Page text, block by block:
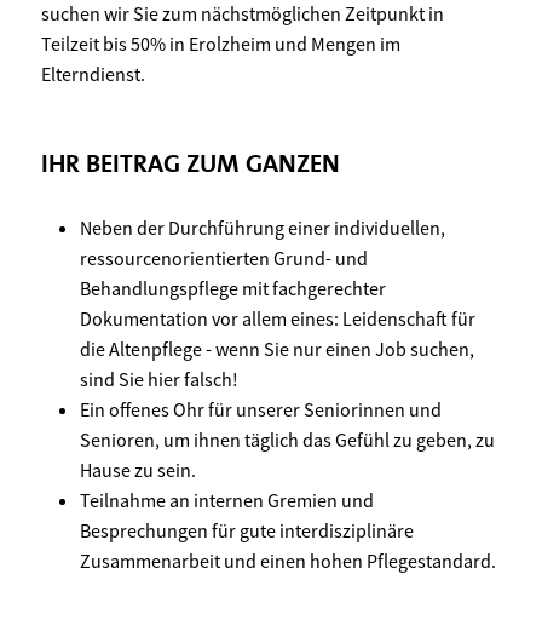
suchen wir Sie zum nächstmöglichen Zeitpunkt in
Teilzeit bis 50% in Erolzheim und Mengen im
Elterndienst.
IHR BEITRAG ZUM GANZEN
Neben der Durchführung einer individuellen,
ressourcenorientierten Grund- und
Behandlungspflege mit fachgerechter
Dokumentation vor allem eines: Leidenschaft für
die Altenpflege - wenn Sie nur einen Job suchen,
sind Sie hier falsch!
Ein offenes Ohr für unserer Seniorinnen und
Senioren, um ihnen täglich das Gefühl zu geben, zu
Hause zu sein.
Teilnahme an internen Gremien und
Besprechungen für gute interdisziplinäre
Zusammenarbeit und einen hohen Pflegestandard.